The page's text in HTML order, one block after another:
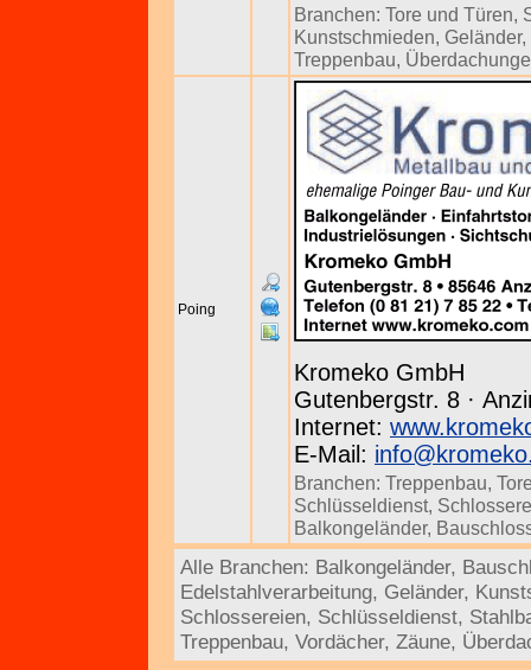
Branchen: Tore und Türen,
Kunstschmieden, Geländer,
Treppenbau,
Poing
Kromeko GmbH
Gutenbergstr. 8 ·
Internet:
E-Mail:
Branchen: Treppenbau,
Schlüsseldienst,
Balkongeländer,
Alle Branchen: Balkongeländer,
Edelstahlverarbeitung, Geländer,
Schlossereien, Schlüsseldienst,
Treppenbau, Vordächer, Zäune,